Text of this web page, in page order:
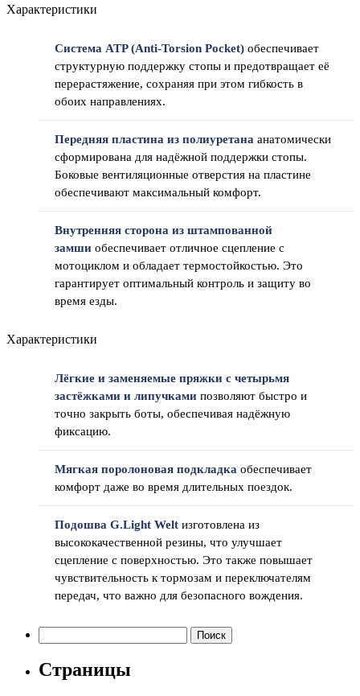
Характеристики
Система ATP (Anti-Torsion Pocket) обеспечивает
структурную поддержку стопы и предотвращает её
перерастяжение, сохраняя при этом гибкость в
обоих направлениях.
Передняя пластина из полиуретана анатомически
сформирована для надёжной поддержки стопы.
Боковые вентиляционные отверстия на пластине
обеспечивают максимальный комфорт.
Внутренняя сторона из штампованной
замши обеспечивает отличное сцепление с
мотоциклом и обладает термостойкостью. Это
гарантирует оптимальный контроль и защиту во
время езды.
Характеристики
Лёгкие и заменяемые пряжки с четырьмя
застёжками и липучками позволяют быстро и
точно закрыть боты, обеспечивая надёжную
фиксацию.
Мягкая поролоновая подкладка обеспечивает
комфорт даже во время длительных поездок.
Подошва G.Light Welt изготовлена из
высококачественной резины, что улучшает
сцепление с поверхностью. Это также повышает
чувствительность к тормозам и переключателям
передач, что важно для безопасного вождения.
Страницы